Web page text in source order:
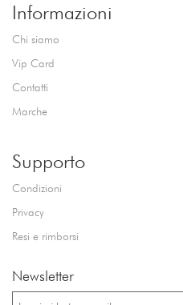
Informazioni
Chi siamo
Vip Card
Contatti
Marche
Supporto
Condizioni
Privacy
Resi e rimborsi
Newsletter